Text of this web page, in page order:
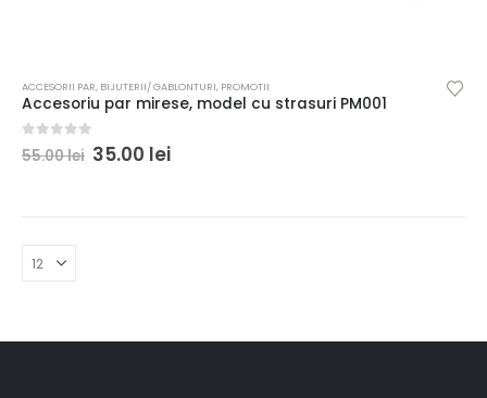
ACCESORII PAR, BIJUTERII/ GABLONTURI, PROMOTII
Accesoriu par mirese, model cu strasuri PM001
0 out of 5
55.00lei 35.00 lei